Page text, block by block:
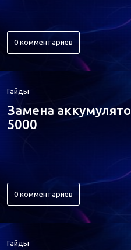
0 комментариев
Гайды
Замена
5000
0 комментариев
Гайды